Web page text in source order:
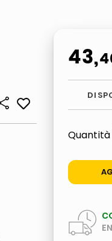
43,
Quantità